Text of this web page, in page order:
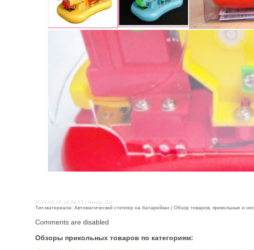
2015-02-19 14:46:23 | Автор: ID1
Тип материала: Автоматический степлер на батарейках | Обзор товаров, прикольные и
Comments are disabled
Обзоры прикольных товаров по категориям: